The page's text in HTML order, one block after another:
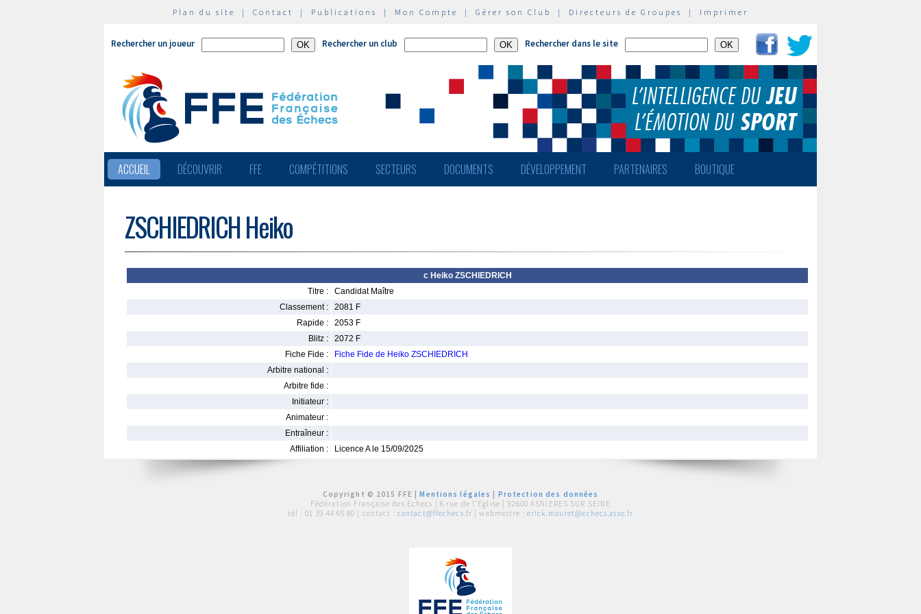
Plan du site | Contact | Publications | Mon Compte | Gérer son Club | Directeurs de Groupes | Imprimer
Rechercher un joueur Rechercher un club Rechercher dans le site
ACCUEIL DÉCOUVRIR FFE COMPÉTITIONS SECTEURS DOCUMENTS DÉVELOPPEMENT PARTENAIRES BOUTIQUE
ZSCHIEDRICH Heiko
c Heiko ZSCHIEDRICH
Titre :
Candidat Maître
Classement :
2081 F
Rapide :
2053 F
Blitz :
2072 F
Fiche Fide :
Fiche Fide de Heiko ZSCHIEDRICH
Arbitre national :
Arbitre fide :
Initiateur :
Animateur :
Entraîneur :
Affiliation :
Licence A le 15/09/2025
Copyright © 2015 FFE |Mentions légales
Protection des données
Fédération Française des Echecs | 6 rue de l'Eglise | 92600 ASNIERES SUR SEINE
tél : 01 39 44 65 80 | contact : contact@ffechecs.fr | webmestre : erick.mouret@echecs.asso.fr